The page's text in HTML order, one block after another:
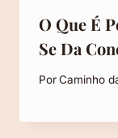
O Que É
Se Da
PorCaminho